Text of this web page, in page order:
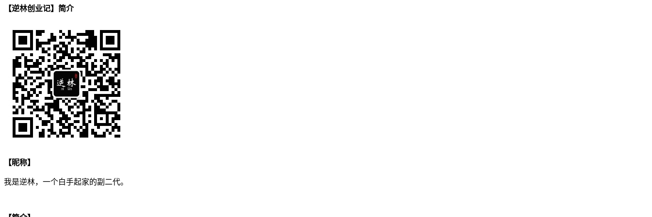
【逆林创业记】简介
【昵称】
我是逆林，一个白手起家的副二代。